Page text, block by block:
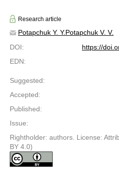
Research article
Potapchuk Y. Y.Potapchuk V. V.
DOI:
https://
EDN:
Suggested:
Accepted:
Published:
Issue:
Rightholder: authors. License:
BY 4.0)